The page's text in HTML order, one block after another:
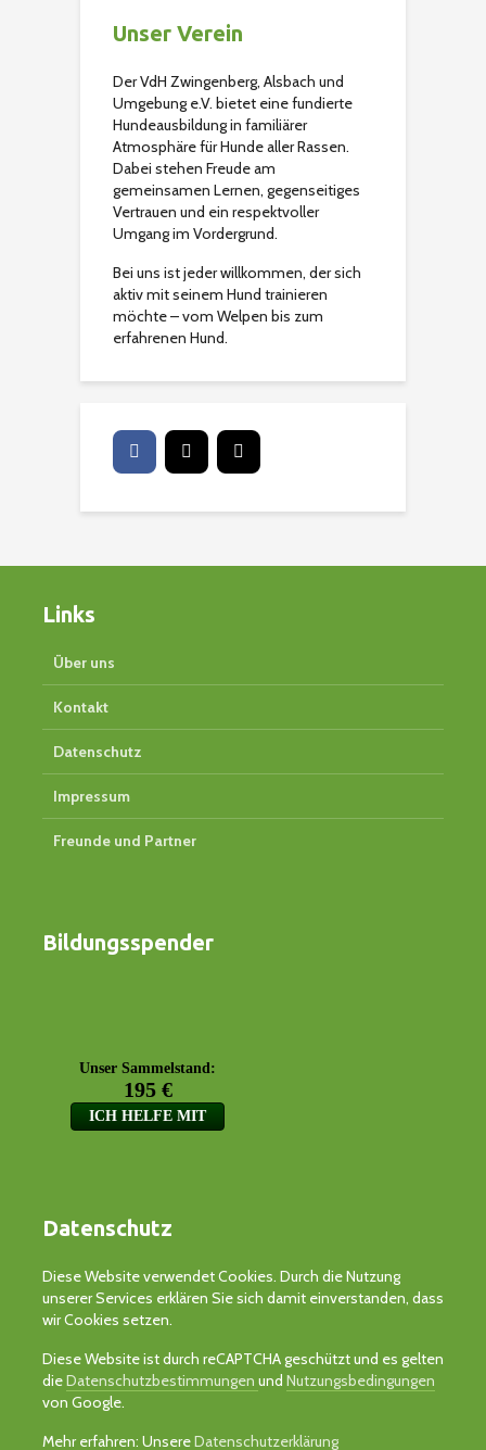
Unser Verein
Der VdH Zwingenberg, Alsbach und
Umgebung e.V. bietet eine fundierte
Hundeausbildung in familiärer
Atmosphäre für Hunde aller Rassen.
Dabei stehen Freude am
gemeinsamen Lernen, gegenseitiges
Vertrauen und ein respektvoller
Umgang im Vordergrund.
Bei uns ist jeder willkommen, der sich
aktiv mit seinem Hund trainieren
möchte – vom Welpen bis zum
erfahrenen Hund.
Links
Über uns
Kontakt
Datenschutz
Impressum
Freunde und Partner
Bildungsspender
Datenschutz
Diese Website verwendet Cookies. Durch die Nutzung
unserer Services erklären Sie sich damit einverstanden, dass
wir Cookies setzen.
Diese Website ist durch reCAPTCHA geschützt und es gelten
dieDatenschutzbestimmungen und Nutzungsbedingungen
von Google.
Mehr erfahren: UnsereDatenschutzerklärung